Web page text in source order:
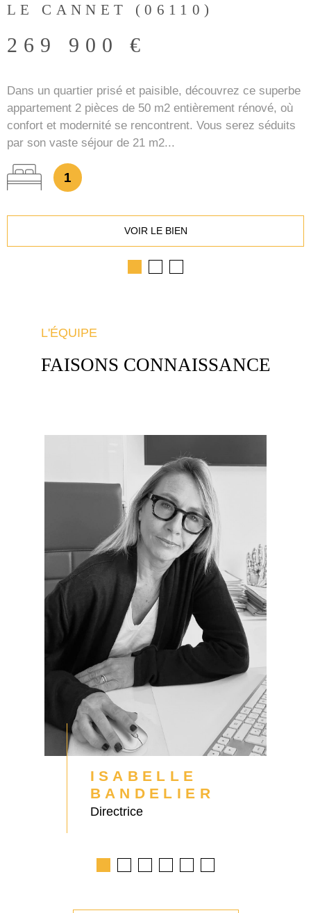
LE CANNET (06110)
269 900 €
Dans un quartier prisé et paisible, découvrez ce superbe
appartement 2 pièces de 50 m2 entièrement rénové, où
confort et modernité se rencontrent. Vous serez séduits
par son vaste séjour de 21 m2...
1
VOIR LE BIEN
L'ÉQUIPE
FAISONS CONNAISSANCE
ISABELLE
BANDELIER
Directrice